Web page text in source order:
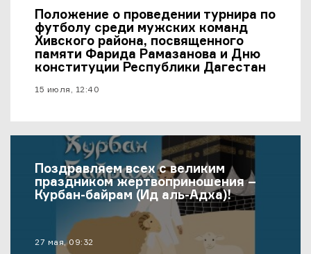
Положение о проведении турнира по
футболу среди мужских команд
Хивского района, посвященного
памяти Фарида Рамазанова и Дню
конституции Республики Дагестан
материал опубликован
15 июля, 12:40
Поздравляем всех с великим
праздником жертвоприношения –
Курбан-байрам (Ид аль-Адха)!
материал опубликован
27 мая, 09:32